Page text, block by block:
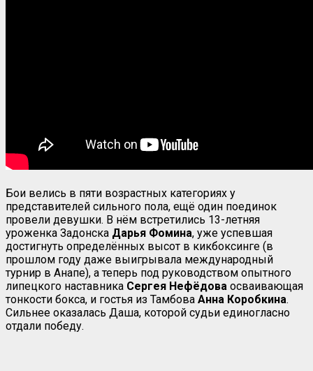
Бои велись в пяти возрастных категориях у
представителей сильного пола, ещё один поединок
провели девушки. В нём встретились 13-летняя
уроженка Задонска Дарья Фомина, уже успевшая
достигнуть определённых высот в кикбоксинге (в
прошлом году даже выигрывала международный
турнир в Анапе), а теперь под руководством опытного
липецкого наставника Сергея Нефёдова осваивающая
тонкости бокса, и гостья из Тамбова Анна Коробкина.
Сильнее оказалась Даша, которой судьи единогласно
отдали победу.